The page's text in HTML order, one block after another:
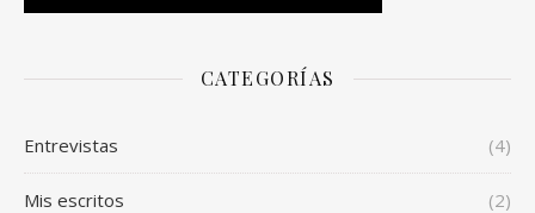
CATEGORÍAS
Entrevistas (4)
Mis escritos (2)